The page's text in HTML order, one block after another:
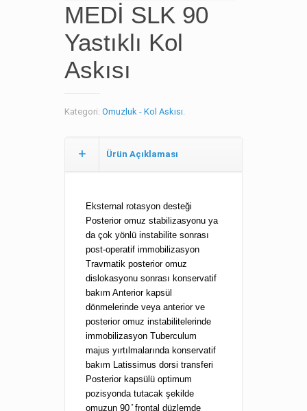
MEDİ SLK 90
Yastıklı Kol
Askısı
Kategori: Omuzluk - Kol Askısı
Ürün Açıklaması
Eksternal rotasyon desteği
Posterior omuz stabilizasyonu ya
da çok yönlü instabilite sonrası
post-operatif immobilizasyon
Travmatik posterior omuz
dislokasyonu sonrası konservatif
bakım Anterior kapsül
dönmelerinde veya anterior ve
posterior omuz instabilitelerinde
immobilizasyon Tuberculum
majus yırtılmalarında konservatif
bakım Latissimus dorsi transferi
Posterior kapsülü optimum
pozisyonda tutacak şekilde
omuzun 90 ̊ frontal düzlemde